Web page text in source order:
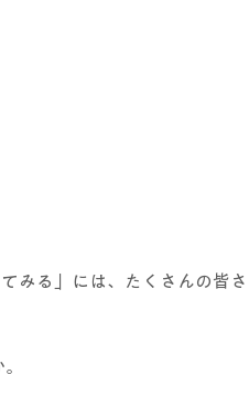
みる」には、たくさんの皆
。